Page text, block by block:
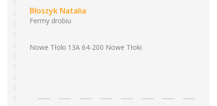
Błoszyk Natalia
Fermy drobiu
Nowe Tłoki 13A 64-200 Nowe Tłoki